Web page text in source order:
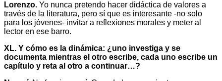
Lorenzo. Yo nunca pretendo hacer didáctica de valores a
través de la literatura, pero sí que es interesante -no solo
para los jóvenes- invitar a reflexiones morales y meter al
lector en ese barro.
XL. Y cómo es la dinámica: ¿uno investiga y se
documenta mientras el otro escribe, cada uno escribe un
capítulo y reta al otro a continuar…?